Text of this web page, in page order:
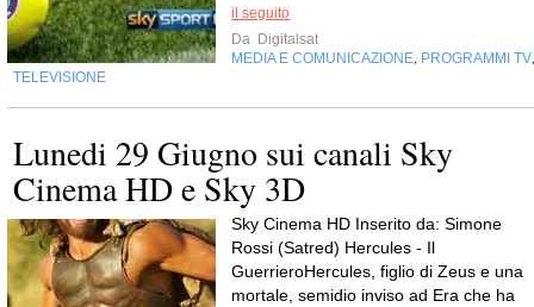
il seguito
Da Digitalsat
MEDIA E COMUNICAZIONE, PROGRAMMI TV,
TELEVISIONE
Lunedi 29 Giugno sui canali Sky
Cinema HD e Sky 3D
Sky Cinema HD Inserito da: Simone
Rossi (Satred) Hercules - Il
GuerrieroHercules, figlio di Zeus e una
mortale, semidio inviso ad Era che ha